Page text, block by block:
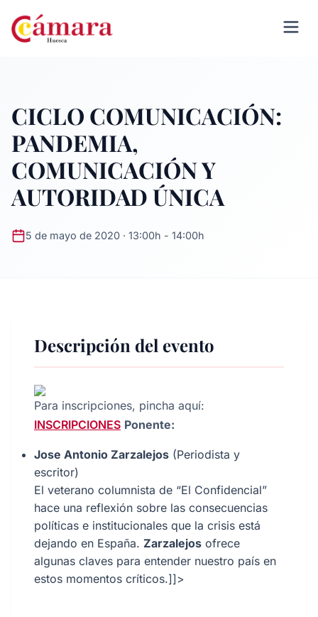
CICLO COMUNICACIÓN:
PANDEMIA,
COMUNICACIÓN Y
AUTORIDAD ÚNICA
5 de mayo de 2020 · 13:00h - 14:00h
Descripción del evento
Para inscripciones, pincha aquí:
INSCRIPCIONES Ponente:
Jose Antonio Zarzalejos (Periodista y
escritor)
El veterano columnista de “El Confidencial”
hace una reflexión sobre las consecuencias
políticas e institucionales que la crisis está
dejando en España. Zarzalejos ofrece
algunas claves para entender nuestro país en
estos momentos críticos.]]>